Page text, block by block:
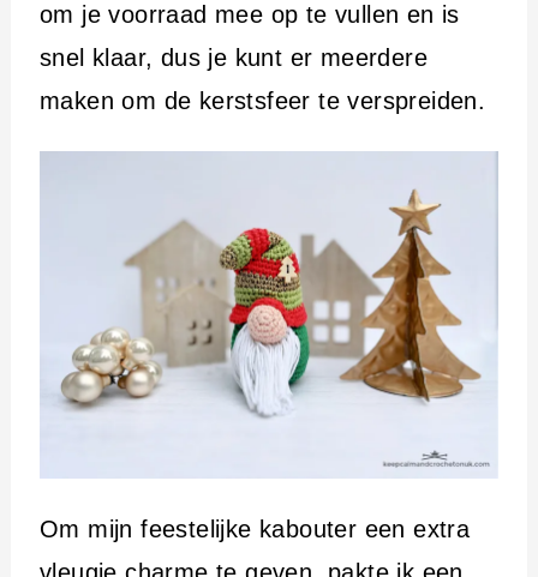
om je voorraad mee op te vullen en is
snel klaar, dus je kunt er meerdere
maken om de kerstsfeer te verspreiden.
Om mijn feestelijke kabouter een extra